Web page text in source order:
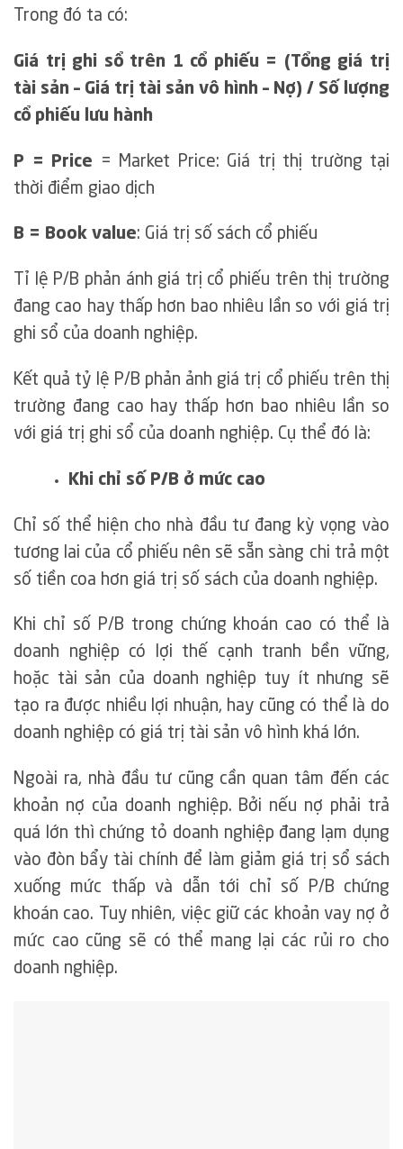
Trong đó ta có:
Giá trị ghi sổ trên 1 cổ phiếu = (Tổng giá trị
tài sản – Giá trị tài sản vô hình – Nợ) / Số lượng
cổ phiếu lưu hành
P = Price = Market Price: Giá trị thị trường tại
thời điểm giao dịch
B = Book value: Giá trị số sách cổ phiếu
Tỉ lệ P/B phản ánh giá trị cổ phiếu trên thị trường
đang cao hay thấp hơn bao nhiêu lần so với giá trị
ghi sổ của doanh nghiệp.
Kết quả tỷ lệ P/B phản ảnh giá trị cổ phiếu trên thị
trường đang cao hay thấp hơn bao nhiêu lần so
với giá trị ghi sổ của doanh nghiệp. Cụ thể đó là:
Khi chỉ số P/B ở mức cao
Chỉ số thể hiện cho nhà đầu tư đang kỳ vọng vào
tương lai của cổ phiếu nên sẽ sẵn sàng chi trả một
số tiền coa hơn giá trị số sách của doanh nghiệp.
Khi chỉ số P/B trong chứng khoán cao có thể là
doanh nghiệp có lợi thế cạnh tranh bền vững,
hoặc tài sản của doanh nghiệp tuy ít nhưng sẽ
tạo ra được nhiều lợi nhuận, hay cũng có thể là do
doanh nghiệp có giá trị tài sản vô hình khá lớn.
Ngoài ra, nhà đầu tư cũng cần quan tâm đến các
khoản nợ của doanh nghiệp. Bởi nếu nợ phải trả
quá lớn thì chứng tỏ doanh nghiệp đang lạm dụng
vào đòn bẩy tài chính để làm giảm giá trị sổ sách
xuống mức thấp và dẫn tới chỉ số P/B chứng
khoán cao. Tuy nhiên, việc giữ các khoản vay nợ ở
mức cao cũng sẽ có thể mang lại các rủi ro cho
doanh nghiệp.